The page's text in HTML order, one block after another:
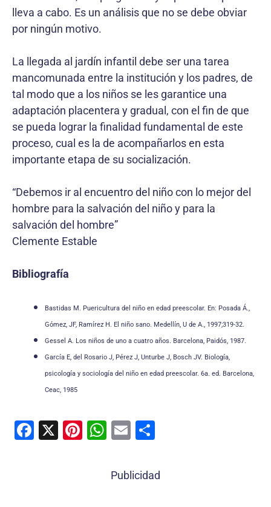
lleva a cabo. Es un análisis que no se debe obviar
por ningún motivo.
La llegada al jardín infantil debe ser una tarea
mancomunada entre la institución y los padres, de
tal modo que a los niños se les garantice una
adaptación placentera y gradual, con el fin de que
se pueda lograr la finalidad fundamental de este
proceso, cual es la de acompañarlos en esta
importante etapa de su socialización.
“Debemos ir al encuentro del niño con lo mejor del
hombre para la salvación del niño y para la
salvación del hombre”
Clemente Estable
Bibliografía
Bastidas M. Puericultura del niño en edad preescolar. En: Posada Á.,
Gómez, JF, Ramírez H. El niño sano. Medellín, U de A., 1997;319-32.
Gessel A. Los niños de uno a cuatro años. Barcelona, Paidós, 1987.
García E, del Rosario J, Pérez J, Unturbe J, Bosch JV. Biología,
psicología y sociología del niño en edad preescolar. 6a. ed. Barcelona,
Ceac, 1985
F
X
Pi W
at
E
ai m
Publicidad